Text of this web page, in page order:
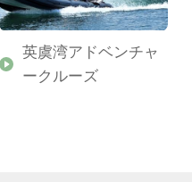
英虞湾アドベンチャ
ークルーズ